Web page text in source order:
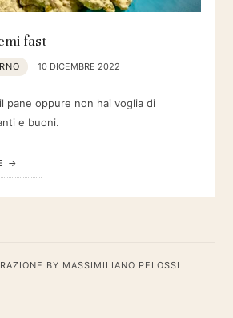
fast
10 DICEMBRE 2022
pane oppure non hai voglia di
e buoni.
BY MASSIMILIANO PELOSSI